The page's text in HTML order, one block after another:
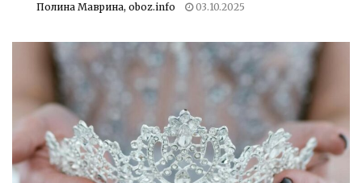
Полина Маврина, oboz.info 03.10.2025